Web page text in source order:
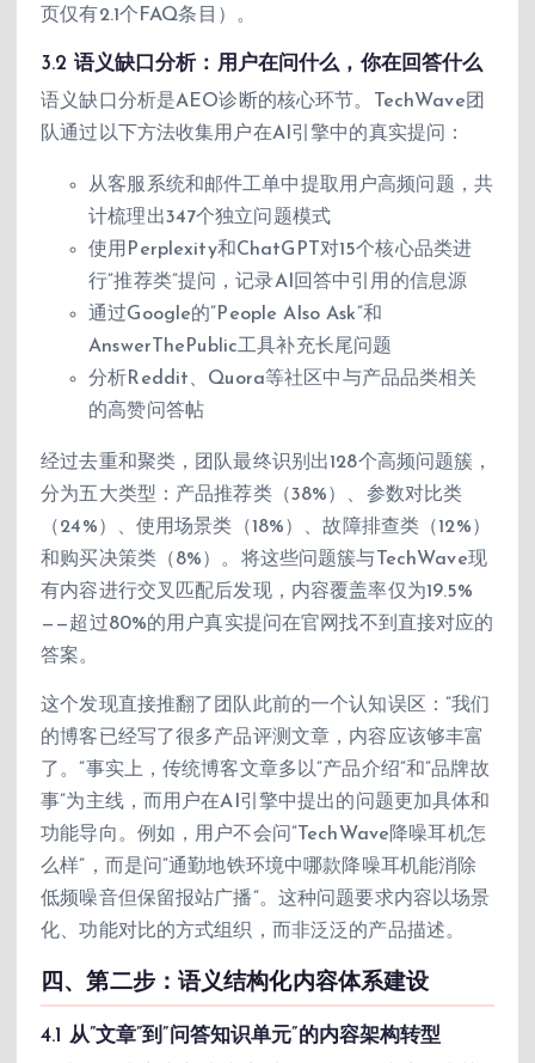
页仅有2.1个FAQ条目）。
3.2 语义缺口分析：用户在问什么，你在回答什么
语义缺口分析是AEO诊断的核心环节。TechWave团
队通过以下方法收集用户在AI引擎中的真实提问：
从客服系统和邮件工单中提取用户高频问题，共
计梳理出347个独立问题模式
使用Perplexity和ChatGPT对15个核心品类进
行”推荐类”提问，记录AI回答中引用的信息源
通过Google的”People Also Ask”和
AnswerThePublic工具补充长尾问题
分析Reddit、Quora等社区中与产品品类相关
的高赞问答帖
经过去重和聚类，团队最终识别出128个高频问题簇，
分为五大类型：产品推荐类（38%）、参数对比类
（24%）、使用场景类（18%）、故障排查类（12%）
和购买决策类（8%）。将这些问题簇与TechWave现
有内容进行交叉匹配后发现，内容覆盖率仅为19.5%
——超过80%的用户真实提问在官网找不到直接对应的
答案。
这个发现直接推翻了团队此前的一个认知误区：”我们
的博客已经写了很多产品评测文章，内容应该够丰富
了。”事实上，传统博客文章多以”产品介绍”和”品牌故
事”为主线，而用户在AI引擎中提出的问题更加具体和
功能导向。例如，用户不会问”TechWave降噪耳机怎
么样”，而是问”通勤地铁环境中哪款降噪耳机能消除
低频噪音但保留报站广播”。这种问题要求内容以场景
化、功能对比的方式组织，而非泛泛的产品描述。
四、第二步：语义结构化内容体系建设
4.1 从”文章”到”问答知识单元”的内容架构转型